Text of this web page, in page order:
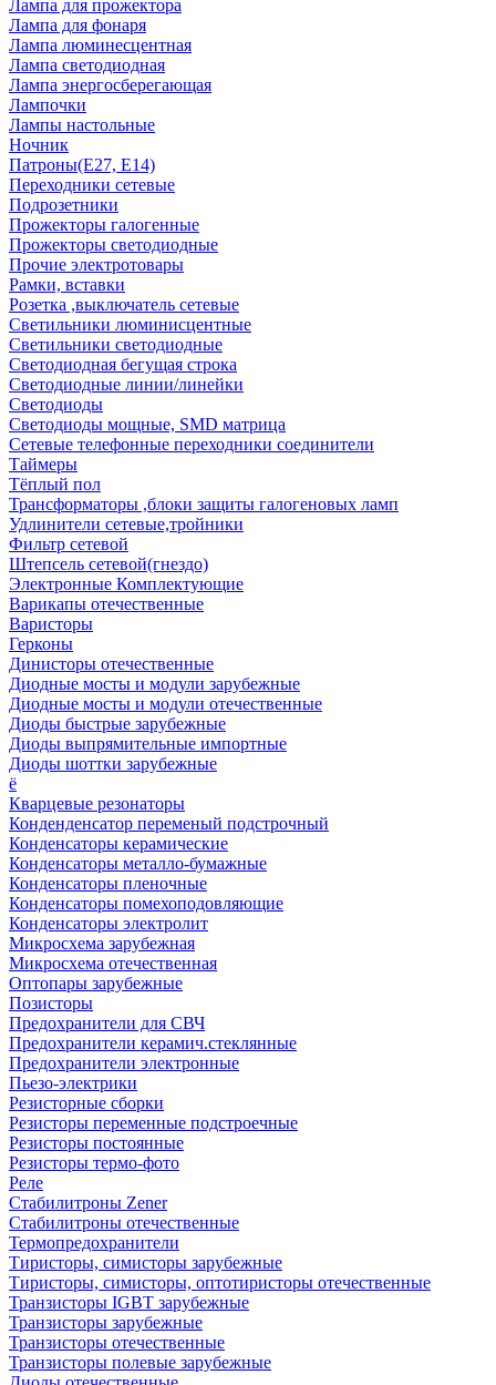
Лампа для прожектора
Лампа для фонаря
Лампа люминесцентная
Лампа светодиодная
Лампа энергосберегающая
Лампочки
Лампы настольные
Ночник
Патроны(Е27, Е14)
Переходники сетевые
Подрозетники
Прожекторы галогенные
Прожекторы светодиодные
Прочие электротовары
Рамки, вставки
Розетка ,выключатель сетевые
Светильники люминисцентные
Светильники светодиодные
Светодиодная бегущая строка
Светодиодные линии/линейки
Светодиоды
Светодиоды мощные, SMD матрица
Сетевые телефонные переходники соединители
Таймеры
Тёплый пол
Трансформаторы ,блоки защиты галогеновых ламп
Удлинители сетевые,тройники
Фильтр сетевой
Штепсель сетевой(гнездо)
Электронные Комплектующие
Варикапы отечественные
Варисторы
Герконы
Динисторы отечественные
Диодные мосты и модули зарубежные
Диодные мосты и модули отечественные
Диоды быстрые зарубежные
Диоды выпрямительные импортные
Диоды шоттки зарубежные
ё
Кварцевые резонаторы
Конденденсатор переменый подстрочный
Конденсаторы керамические
Конденсаторы металло-бумажные
Конденсаторы пленочные
Конденсаторы помехоподовляющие
Конденсаторы электролит
Микросхема зарубежная
Микросхема отечественная
Оптопары зарубежные
Позисторы
Предохранители для СВЧ
Предохранители керамич.стеклянные
Предохранители электронные
Пьезо-электрики
Резисторные сборки
Резисторы переменные подстроечные
Резисторы постоянные
Резисторы термо-фото
Реле
Стабилитроны Zener
Стабилитроны отечественные
Термопредохранители
Тиристоры, симисторы зарубежные
Тиристоры, симисторы, оптотиристоры отечественные
Транзисторы IGBT зарубежные
Транзисторы зарубежные
Транзисторы отечественные
Транзисторы полевые зарубежные